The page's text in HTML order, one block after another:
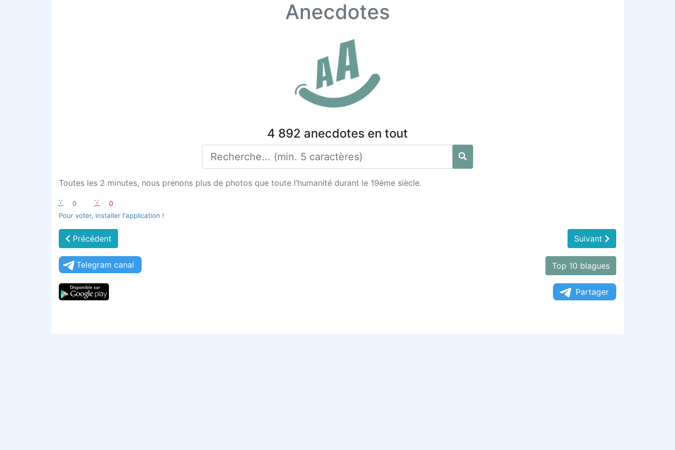
Anecdotes
4 892 anecdotes en tout
Toutes les 2 minutes, nous prenons plus de photos que toute l’humanité durant le 19ème siècle.
:-) 0 :-(
0
Pour voter, installer l'application !
Précédent Suivant
Telegram canal Top 10 blagues
Partager